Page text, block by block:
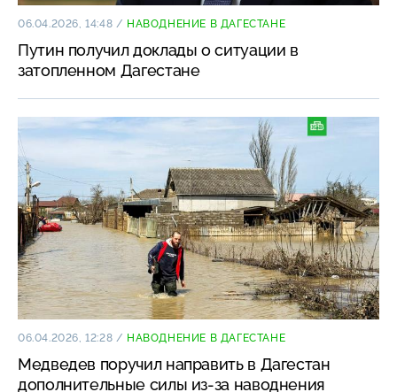
06.04.2026, 14:48 / НАВОДНЕНИЕ В ДАГЕСТАНЕ
Путин получил доклады о ситуации в
затопленном Дагестане
06.04.2026, 12:28 / НАВОДНЕНИЕ В ДАГЕСТАНЕ
Медведев поручил направить в Дагестан
дополнительные силы из-за наводнения